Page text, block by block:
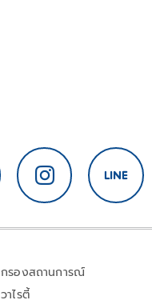
กรองสถานการณ์
วาไรตี้